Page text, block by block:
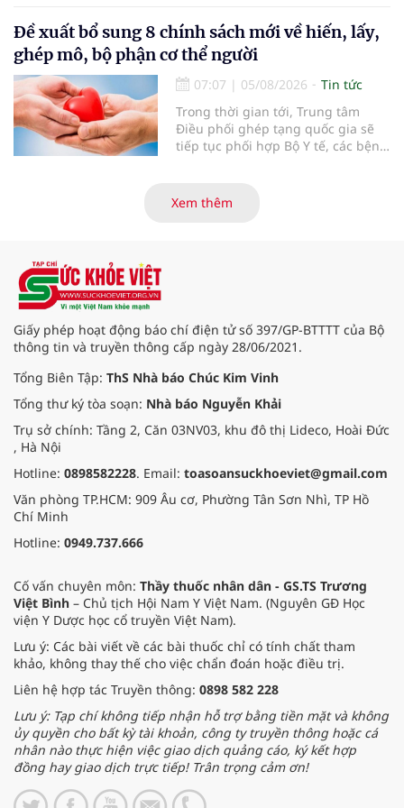
nhận 32.286.360 người, chiếm gần
30% dân số cả nước đã được khám
sức khỏe định kỳ năm nay.
Đề xuất bổ sung 8 chính sách mới về hiến, lấy,
ghép mô, bộ phận cơ thể người
07:07 | 05/08/2026
Tin tức
Trong thời gian tới, Trung tâm
Điều phối ghép tạng quốc gia sẽ
tiếp tục phối hợp Bộ Y tế, các bệnh
cường truyền thông, hoàn thiện
quy trình chuyên môn và hệ thống
Xem thêm
Giấy phép hoạt động báo chí điện tử số 397/GP-BTTTT của Bộ
thông tin và truyền thông cấp ngày 28/06/2021.
Tổng Biên Tập: ThS Nhà báo Chúc Kim Vinh
Tổng thư ký tòa soạn: Nhà báo Nguyễn Khải
Trụ sở chính: Tầng 2, Căn 03NV03, khu đô thị Lideco, Hoài Đức
, Hà Nội
Hotline: 0898582228. Email: toasoansuckhoeviet@gmail.com
Văn phòng TP.HCM: 909 Âu cơ, Phường Tân Sơn Nhì, TP Hồ
Chí Minh
Hotline: 0949.737.666
Cố vấn chuyên môn: Thầy thuốc nhân dân - GS.TS Trương
Việt Bình – Chủ tịch Hội Nam Y Việt Nam. (Nguyên GĐ Học
viện Y Dược học cổ truyền Việt Nam).
Lưu ý: Các bài viết về các bài thuốc chỉ có tính chất tham
khảo, không thay thế cho việc chẩn đoán hoặc điều trị.
Liên hệ hợp tác Truyền thông: 0898 582 228
Lưu ý: Tạp chí không tiếp nhận hỗ trợ bằng tiền mặt và không
ủy quyền cho bất kỳ tài khoản, công ty truyền thông hoặc cá
nhân nào thực hiện việc giao dịch quảng cáo, ký kết hợp
đồng hay giao dịch trực tiếp! Trân trọng cảm ơn!